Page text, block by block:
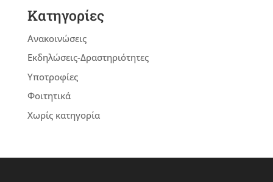
Kατηγορίες
Ανακοινώσεις
Εκδηλώσεις-Δραστηριότητες
Υποτροφίες
Φοιτητικά
Χωρίς κατηγορία